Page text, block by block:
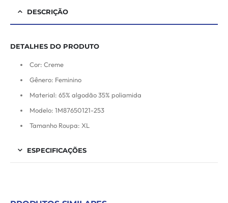
DESCRIÇÃO
DETALHES DO PRODUTO
Cor: Creme
Gênero: Feminino
Material: 65% algodão 35% poliamida
Modelo: 1M87650121-253
Tamanho Roupa: XL
ESPECIFICAÇÕES